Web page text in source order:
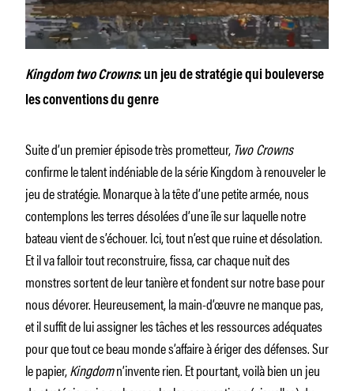
Kingdom two Crowns: un jeu de stratégie qui bouleverse
les conventions du genre
Suite d’un premier épisode très prometteur, Two Crowns
confirme le talent indéniable de la série Kingdom à renouveler le
jeu de stratégie. Monarque à la tête d’une petite armée, nous
contemplons les terres désolées d’une île sur laquelle notre
bateau vient de s’échouer. Ici, tout n’est que ruine et désolation.
Et il va falloir tout reconstruire, fissa, car chaque nuit des
monstres sortent de leur tanière et fondent sur notre base pour
nous dévorer. Heureusement, la main-d’œuvre ne manque pas,
et il suffit de lui assigner les tâches et les ressources adéquates
pour que tout ce beau monde s’affaire à ériger des défenses. Sur
le papier,Kingdomn’invente rien. Et pourtant, voilà bien un jeu